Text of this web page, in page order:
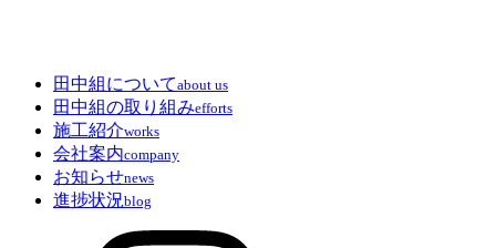
田中組についてabout us
田中組の取り組みefforts
施工紹介works
会社案内company
お知らせnews
進捗状況blog